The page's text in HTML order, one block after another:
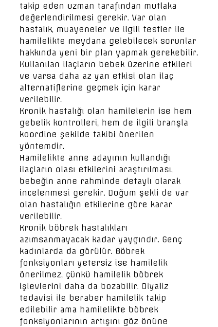
takip eden uzman tarafından mutlaka
değerlendirilmesi gerekir. Var olan
hastalık, muayeneler ve ilgili testler ile
hamilelikte meydana gelebilecek sorunlar
hakkında yeni bir plan yapmak gerekebilir.
Kullanılan ilaçların bebek üzerine etkileri
ve varsa daha az yan etkisi olan ilaç
alternatiflerine geçmek için karar
verilebilir.
Kronik hastalığı olan hamilelerin ise hem
gebelik kontrolleri, hem de ilgili branşla
koordine şekilde takibi önerilen
yöntemdir.
Hamilelikte anne adayının kullandığı
ilaçların olası etkilerini araştırılması,
bebeğin anne rahminde detaylı olarak
incelenmesi gerekir. Doğum şekli de var
olan hastalığın etkilerine göre karar
verilebilir.
Kronik böbrek hastalıkları
azımsanmayacak kadar yaygındır. Genç
kadınlarda da görülür. Böbrek
fonksiyonları yetersiz ise hamilelik
önerilmez, çünkü hamilelik böbrek
işlevlerini daha da bozabilir. Diyaliz
tedavisi ile beraber hamilelik takip
edilebilir ama hamilelikte böbrek
fonksiyonlarının artışını göz önüne